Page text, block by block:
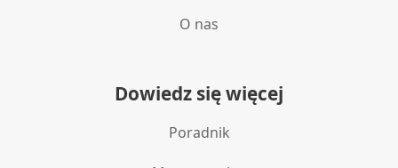
O nas
Dowiedz się więcej
Poradnik